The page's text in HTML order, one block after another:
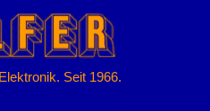
Seit 1966.